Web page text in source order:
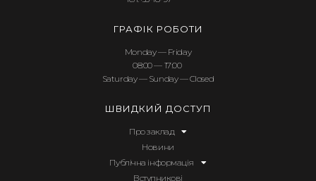
ГРАФІК РОБОТИ
Monday — Friday
08:00 — 17:00
Saturday — Sunday — Closed
ШВИДКИЙ ДОСТУП
Про заклад
Новини
Публічна інформація
Вступникові